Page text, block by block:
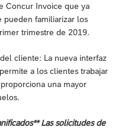
Concur Invoice que ya
pueden familiarizar los
trimestre de 2019.
cliente: La nueva interfaz
a los clientes trabajar
una mayor
Las solicitudes de